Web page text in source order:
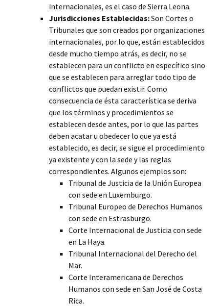
internacionales, es el caso de Sierra Leona.
Jurisdicciones Establecidas:Son Cortes o
Tribunales que son creados por organizaciones
internacionales, por lo que, están establecidos
desde mucho tiempo atrás, es decir, no se
establecen para un conflicto en específico sino
que se establecen para arreglar todo tipo de
conflictos que puedan existir. Como
consecuencia de ésta característica se deriva
que los términos y procedimientos se
establecen desde antes, por lo que las partes
deben acatar u obedecer lo que ya está
establecido, es decir, se sigue el procedimiento
ya existente y con la sede y las reglas
correspondientes. Algunos ejemplos son:
Tribunal de Justicia de la Unión Europea
con sede en Luxemburgo.
Tribunal Europeo de Derechos Humanos
con sede en Estrasburgo.
Corte Internacional de Justicia con sede
en La Haya.
Tribunal Internacional del Derecho del
Mar.
Corte Interamericana de Derechos
Humanos con sede en San José de Costa
Rica.